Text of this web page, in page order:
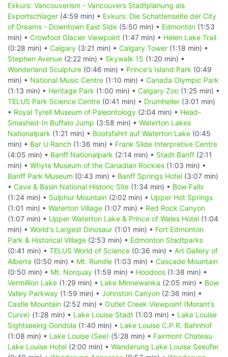
Exkurs: Vancouverism - Vancouvers Stadtplanung als
Exportschlager (4:59 min) • Exkurs: Die Schattenseite der City
of Dreams - Downtown East Side (5:50 min) • Edmonton (1:53
min) • Crowfoot Glacier Viewpoint (1:47 min) • Helen Lake Trail
(0:28 min) • Calgary (3:21 min) • Calgary Tower (1:18 min) •
Stephen Avenue (2:22 min) • Skywalk 15 (1:20 min) •
Wonderland Sculpture (0:46 min) • Prince's Island Park (0:49
min) • National Music Centre (1:10 min) • Canada Olympic Park
(1:13 min) • Heritage Park (1:00 min) • Calgary Zoo (1:25 min) •
TELUS Park Science Centre (0:41 min) • Drumheller (3:01 min)
• Royal Tyrell Museum of Paleontology (2:04 min) • Head-
Smashed-In Buffalo Jump (3:58 min) • Waterton Lakes
Nationalpark (1:21 min) • Bootsfahrt auf Waterton Lake (0:45
min) • Bar U Ranch (1:36 min) • Frank Slide Interpretive Centre
(4:05 min) • Banff Nationalpark (2:14 min) • Stadt Banff (2:11
min) • Whyte Museum of the Canadian Rockies (1:03 min) •
Banff Park Museum (0:43 min) • Banff Springs Hotel (3:07 min)
• Cave & Basin National Historic Site (1:34 min) • Bow Falls
(1:24 min) • Sulphur Mountain (2:02 min) • Upper Hot Springs
(1:01 min) • Waterton Village (1:07 min) • Red Rock Canyon
(1:07 min) • Upper Waterton Lake & Prince of Wales Hotel (1:04
min) • World's Largest Dinosaur (1:01 min) • Fort Edmonton
Park & Historical Village (2:53 min) • Edmonton Stadtparks
(0:41 min) • TELUS World of Science (0:36 min) • Art Gallery of
Alberta (0:50 min) • Mt. Rundle (1:03 min) • Cascade Mountain
(0:50 min) • Mt. Norquay (1:59 min) • Hoodoos (1:38 min) •
Vermillion Lake (1:29 min) • Lake Minnewanka (2:05 min) • Bow
Valley Parkway (1:59 min) • Johnston Canyon (2:36 min) •
Castle Mountain (2:52 min) • Outlet Creek Viewpoint (Morant’s
Curve) (1:28 min) • Lake Louise Stadt (1:03 min) • Lake Louise
Sightseeing Gondola (1:40 min) • Lake Louise C.P.R. Bahnhof
(1:08 min) • Lake Louise (See) (5:28 min) • Fairmont Chateau
Lake Louise Hotel (2:00 min) • Wanderung Lake Louise Seeufer